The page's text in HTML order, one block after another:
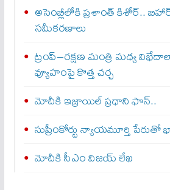
అసెంబ్లీలోకి ప్రశాంత్ కిశోర్..
సమీకరణాలు
ట్రంప్–రక్షణ మంత్రి మధ్య
వ్యూహంపై కొత్త చర్చ
మోదీకి ఇజ్రాయిల్ ప్ర‌ధాని ఫొన్..
సుప్రీంకోర్టు న్యాయమూర్తి
మోదీకి సీఎం విజయ్ లేఖ